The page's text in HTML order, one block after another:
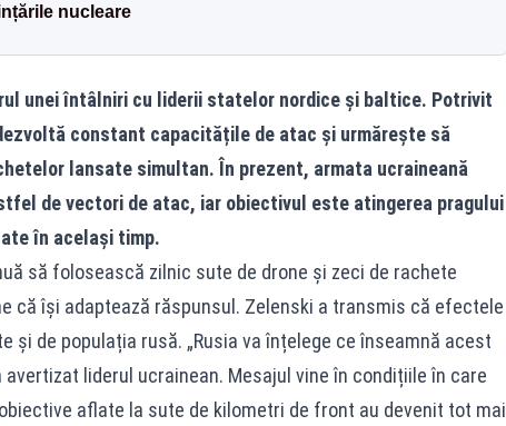
nucleare
unei întâlniri cu liderii statelor nordice și baltice. Potrivit
constant capacitățile de atac și urmărește să
lansate simultan. În prezent, armata ucraineană
de vectori de atac, iar obiectivul este atingerea pragului
în același timp.
să folosească zilnic sute de drone și zeci de rachete
că își adaptează răspunsul. Zelenski a transmis că efectele
și de populația rusă. „Rusia va înțelege ce înseamnă acest
avertizat liderul ucrainean. Mesajul vine în condițiile în care
aflate la sute de kilometri de front au devenit tot mai